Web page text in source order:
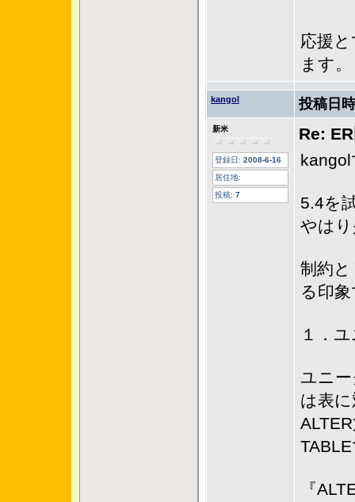
応援
ます。
kangol 投稿日
新米
登録日: 2008-6-16
居住地:
投稿: 7
Re:
5.4を
やは
制約
る印
１．
ユニ
は表
『